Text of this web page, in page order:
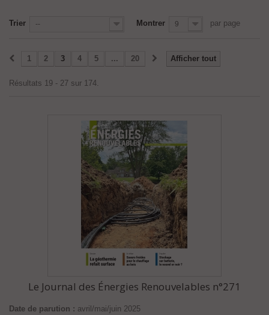
Trier -- Montrer 9 par page
Afficher tout
1 2 3 4 5 ... 20
Résultats 19 - 27 sur 174.
Le Journal des Énergies Renouvelables n°271
Date de parution : avril/mai/juin 2025